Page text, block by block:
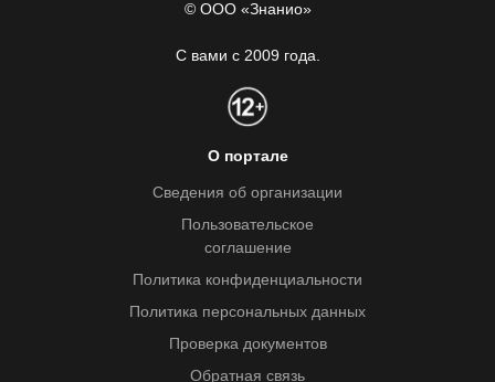
© ООО «Знанио»
С вами с 2009 года.
О портале
Сведения об организации
Пользовательское
соглашение
Политика конфиденциальности
Политика персональных данных
Проверка документов
Обратная связь